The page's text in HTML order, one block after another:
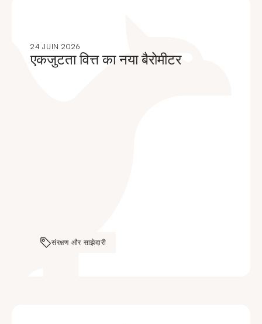
24 JUIN 2026
एकजुटता वित्त का नया बैरोमीटर
संरक्षण और साझेदारी